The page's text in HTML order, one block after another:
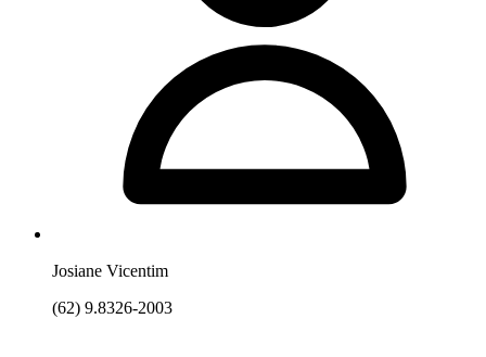
Josiane Vicentim
(62) 9.8326-2003